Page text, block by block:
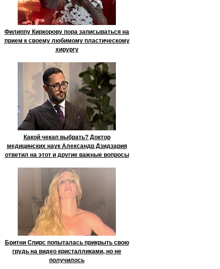
Филиппу Киркорову пора записываться на
прием к своему любимому пластическому
хирургу
Какой чекап выбрать? Доктор
медицинских наук Александр Дзидзария
ответил на этот и другие важные вопросы
Бритни Спирс попыталась прикрыть свою
грудь на видео кристалликами, но не
получилось